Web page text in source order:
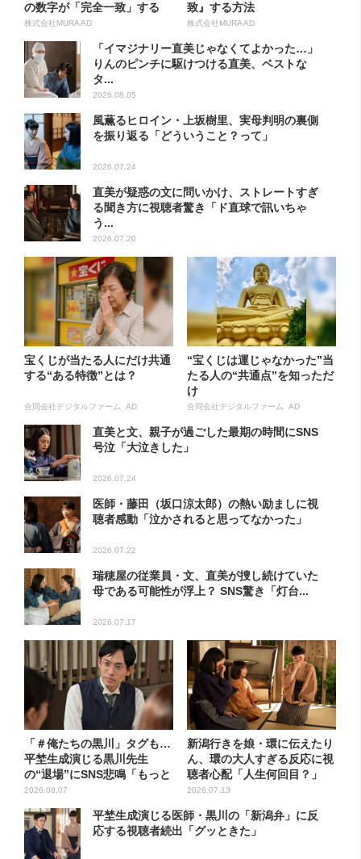
の数字が「完全一致」する
方...
株式会社MURA AD
致』する方法
株式会社MURA AD
「イマジナリー直美じゃなくてよかった…」
りんのピンチに駆けつける直美、ベストな
タ...
2026.08.05
風薫るヒロイン・上坂樹里、実母判明の裏側
を振り返る「どういうこと？って」
2026.07.24
直美が疑惑の文に問いかけ、ストレートすぎ
る聞き方に視聴者驚き「ド直球で訊いちゃ
う...
2026.07.20
宝くじが当たる人にだけ共通
する“ある特徴”とは？
合同会社デジタルファーム AD
“宝くじは運じゃなかった”当
たる人の“共通点”を知っただ
け
合同会社デジタルファーム AD
直美と文、親子が過ごした最期の時間にSNS
号泣「大泣きした」
2026.07.24
医師・藤田（坂口涼太郎）の熱い励ましに視
聴者感動「泣かされると思ってなかった」
2026.07.22
瑞穂屋の従業員・文、直美が捜し続けていた
母である可能性が浮上？ SNS驚き「灯台...
2026.07.17
「＃俺たちの黒川」タグも…
平埜生成演じる黒川先生
の“退場”にSNS悲鳴「もっと
見...
2026.08.07
新潟行きを娘・環に伝えたり
ん、環の大人すぎる反応に視
聴者心配「人生何回目？」
2026.07.13
平埜生成演じる医師・黒川の「新潟弁」に反
応する視聴者続出「グッときた」